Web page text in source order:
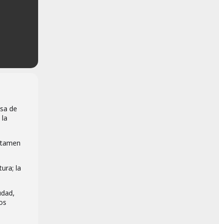
de
la